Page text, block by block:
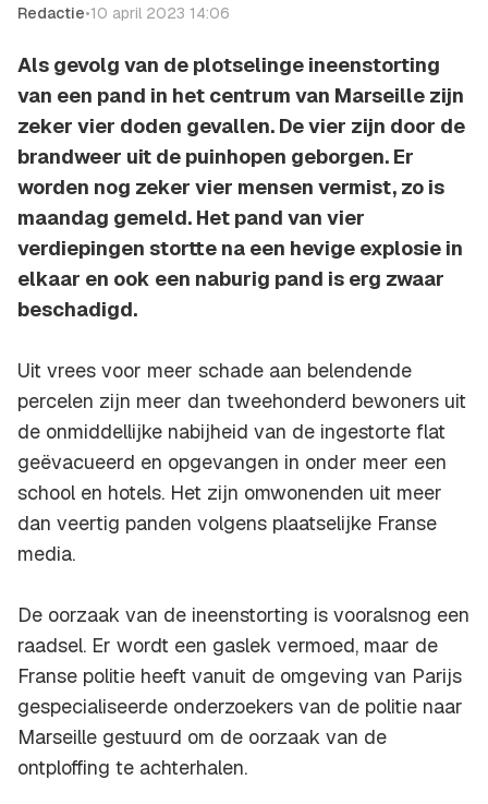
Redactie•10 april 2023 14:06
Als gevolg van de plotselinge ineenstorting
van een pand in het centrum van Marseille zijn
zeker vier doden gevallen. De vier zijn door de
brandweer uit de puinhopen geborgen. Er
worden nog zeker vier mensen vermist, zo is
maandag gemeld. Het pand van vier
verdiepingen stortte na een hevige explosie in
elkaar en ook een naburig pand is erg zwaar
beschadigd.
Uit vrees voor meer schade aan belendende
percelen zijn meer dan tweehonderd bewoners uit
de onmiddellijke nabijheid van de ingestorte flat
geëvacueerd en opgevangen in onder meer een
school en hotels. Het zijn omwonenden uit meer
dan veertig panden volgens plaatselijke Franse
media.
De oorzaak van de ineenstorting is vooralsnog een
raadsel. Er wordt een gaslek vermoed, maar de
Franse politie heeft vanuit de omgeving van Parijs
gespecialiseerde onderzoekers van de politie naar
Marseille gestuurd om de oorzaak van de
ontploffing te achterhalen.